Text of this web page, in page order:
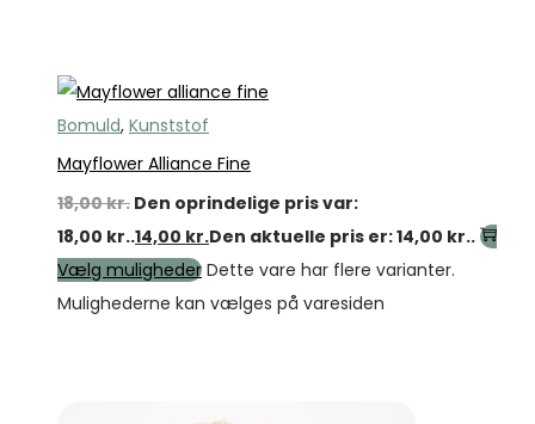
Bomuld, Kunststof
Mayflower Alliance Fine
18,00kr. Den oprindelige pris var:
18,00 kr..14,00 kr.Den aktuelle pris er: 14,00 kr..
Vælg muligheder Dette vare har flere varianter.
Mulighederne kan vælges på varesiden